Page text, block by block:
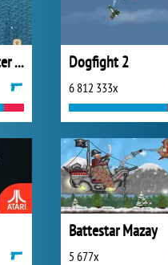
Atlantic Sky Hunter Xtreme Dogfight 2
6 812 333x
Battestar Mazay
5 677x